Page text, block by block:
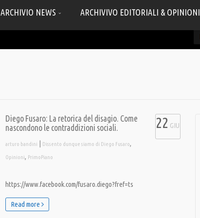
ARCHIVIO NEWS ARCHIVIVO EDITORIALI & OPINIONI
Diego Fusaro: La retorica del disagio. Come
nascondono le contraddizioni sociali.
arturo bandini | Dissento dunque siamo di Diego Fusaro,
Opinioni, PrimoPiano
22 GIU
https://www.facebook.com/fusaro.diego?fref=ts
Read more